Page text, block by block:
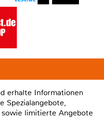
erhalte Informationen
Spezialangebote,
limitierte Angebote